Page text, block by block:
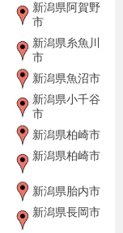
新潟県阿賀野
市
新潟県糸魚川
市
新潟県魚沼市
新潟県小千谷
市
新潟県柏崎市
新潟県柏崎市
新潟県胎内市
新潟県長岡市